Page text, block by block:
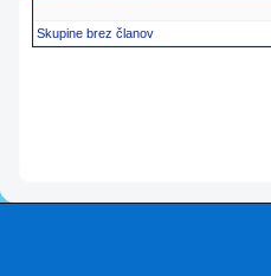
Skupine brez članov